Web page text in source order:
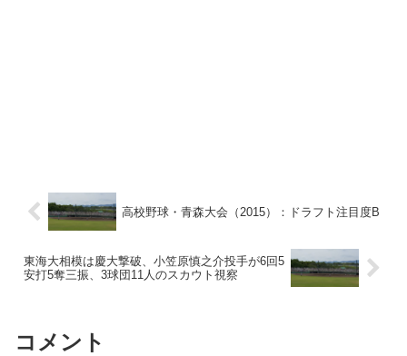
高校野球・青森大会（2015）：ドラフト注目度B
東海大相模は慶大撃破、小笠原慎之介投手が6回5
安打5奪三振、3球団11人のスカウト視察
コメント